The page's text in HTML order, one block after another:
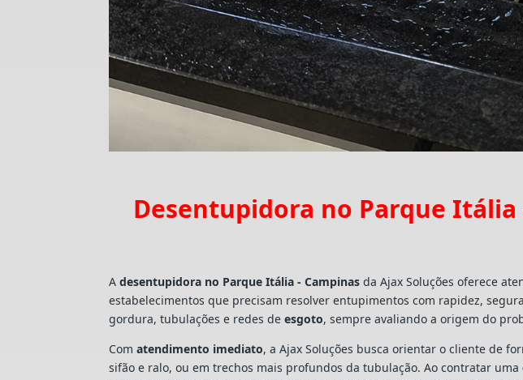
Desentupidora no Parque
Adesentupidora no Parque Itália - Campinas da Ajax Soluções oferece
estabelecimentos que precisam resolver entupimentos com rapidez,
gordura, tubulações e redes deesgoto, sempre avaliando a origem do
Comatendimento imediato, a Ajax Soluções busca orientar o cliente de
sifão e ralo, ou em trechos mais profundos da tubulação. Ao contratar uma